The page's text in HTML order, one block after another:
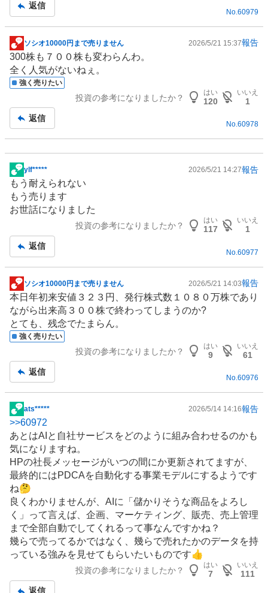
返信
No. 60979
掲
示
板
記
ソシオ10000円まで売りません 2026/5/21 15:37報告
300株も７００株も変わらんわ。
全く人気がないねぇ。
強く売りたい
投資の参考になりましたか？
はい
120
いいえ
1
返信
No.60978
掲
示
板
記
ylf***** 2026/5/21 14:27報告
もう耐えられない
もう売ります
お世話になりました
投資の参考になりましたか？
はい
117
いいえ
1
返信
No. 60977
掲
示
板
記
事
ソシオ10000円まで売りません 2026/5/21 14:03報告
本日年初来安値３２３円、発行株式数１０８０万株であり
ながら出来高３００株で終わってしまうのか?
とても、残念でたまらん。
強く売りたい
投資の参考になりましたか？
はい
9
いいえ
61
返信
No.60976
掲
示
板
記
事
ats***** 2026/5/14 14:16報告
>>60972
あとはAIと自社サービスをどのように組み合わせるのかも
気になりますね。
HPの社長メッセージがいつの間にか更新されてますが、
最終的にはPDCAを自動化する事業モデルにするようです
ね🤔
良くわかりませんが、AIに「儲かりそうな商品をよろし
く」って言えば、企画、 マーケティング 、販売、売上管理
まで全部自動でしてくれるって事なんですかね？
幾らで売ってるかではなく、幾らで売れたかのデータを持
っている強みを見せてもらいたいものです👍
投資の参考になりましたか？
はい
7
いいえ
111
返信